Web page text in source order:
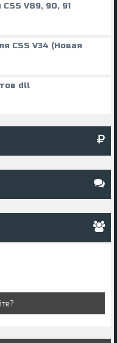
V89, 90, 91
CSS V34 (Новая
dll